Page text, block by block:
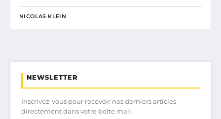
NICOLAS KLEIN
NEWSLETTER
Inscrivez-vous pour recevoir nos derniers articles
directement dans votre boîte mail.